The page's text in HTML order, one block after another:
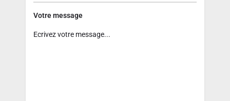
Votre message